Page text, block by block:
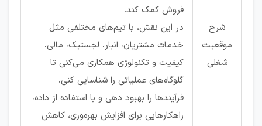
شرح
موقعیت
شغلی
فروش کمک کند.
در این نقش، با تیم‌های مختلفی مثل
خدمات مشتریان، انبار، لجستیک، مالی،
کیفیت و تکنولوژی همکاری می‌کنی تا
گلوگاه‌های عملیاتی را شناسایی کنی،
فرآیندها را بهبود دهی و با استفاده از داده،
راهکارهایی برای افزایش بهره‌وری، کاهش